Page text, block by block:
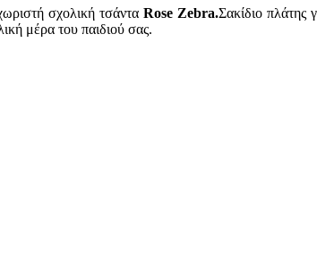
σχολική τσάντα Rose Zebra.Σακίδιο πλάτης
μέρα του παιδιού σας.